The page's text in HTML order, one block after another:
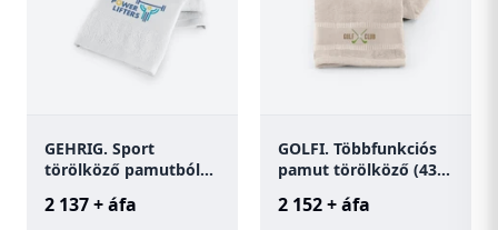
GEHRIG. Sport
törölköző pamutból
2 137 + áfa
GOLFI. Többfunkciós
pamut törölköző (430
2 152 + áfa